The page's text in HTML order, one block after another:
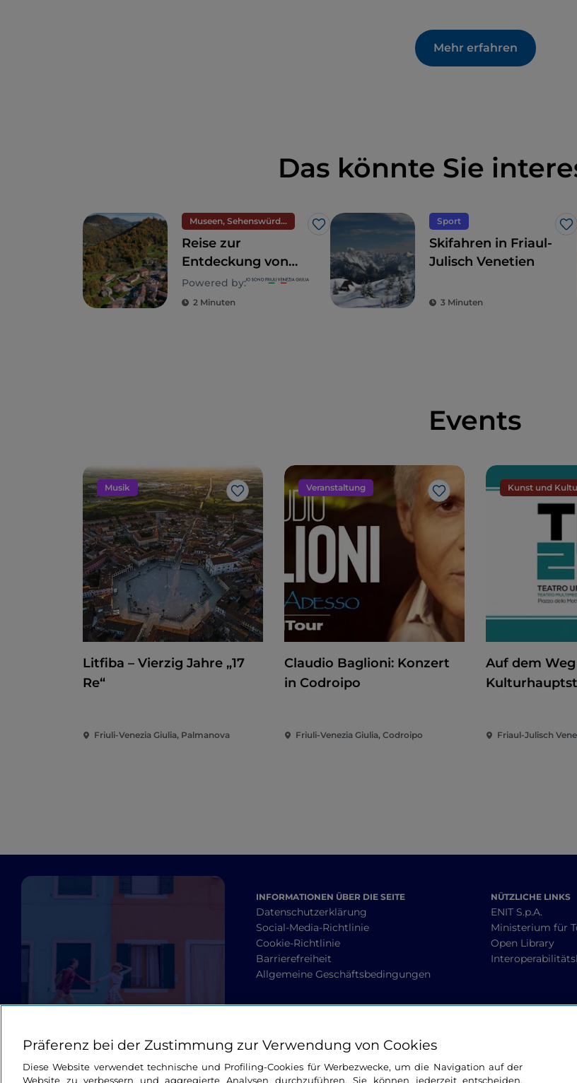
Mehr erfahren
Das könnte Sie
Museen, Sehenswürdigkeiten und Denkmäler
Like
Reise zur
Entdeckung von
Cividale del Friuli
und der Valli del
Powered by:
2 Minuten
Sport
Skifahren in Friaul-
Julisch Venetien
3 Minuten
Events
Musik
Like
Litfiba – Vierzig Jahre „17
Re“
Friuli-Venezia Giulia, Palmanova
Veranstaltung
Like
Claudio Baglioni: Konzert
in Codroipo
Friuli-Venezia Giulia, Codroipo
Kunst und
Auf dem
Friaul-Julisch
INFORMATIONEN ÜBER DIE SEITE
Datenschutzerklärung
Social-Media-Richtlinie
Cookie-Richtlinie
Barrierefreiheit
Allgemeine Geschäftsbedingungen
NÜTZLICHE LINKS
ENIT S.p.A.
Ministerium für
Open Library
Präferenz bei der Zustimmung zur Verwendung von Cookies
Diese Website verwendet technische und Profiling-Cookies für Werbezwecke, um die Navigation auf der
Website zu verbessern und aggregierte Analysen durchzuführen. Sie können jederzeit entscheiden,